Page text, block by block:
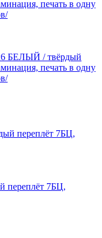
БЕЛЫЙ / твёрдый
печать в одну
переплёт 7БЦ,